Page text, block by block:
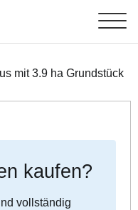
mit 3.9 ha Grundstück
kaufen?
vollständig